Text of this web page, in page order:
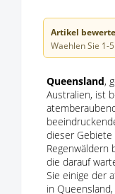
Artikel
Waehlen Sie 1-
Queensland,
Australien, ist
dieser
Regenwäldern
die darauf
Sie einige der
in